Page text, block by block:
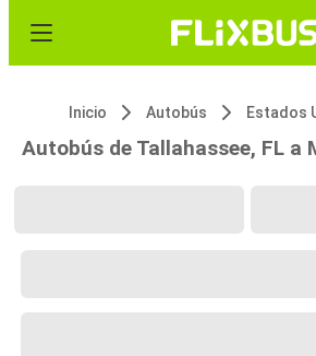
Inicio Autobús Estados
Autobús de Tallahassee, FL a